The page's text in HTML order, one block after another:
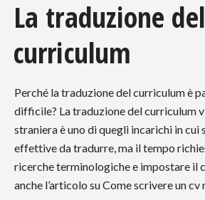
La traduzione del
curriculum
Perché la traduzione del curriculum è
difficile? La traduzione del curriculum
straniera è uno di quegli incarichi in cui
effettive da tradurre, ma il tempo
ricerche terminologiche e impostare il
anche l’articolo su Come scrivere un